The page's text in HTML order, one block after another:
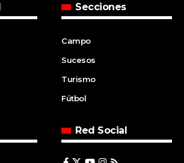
Secciones
Campo
Sucesos
Turismo
Fútbol
Red Social